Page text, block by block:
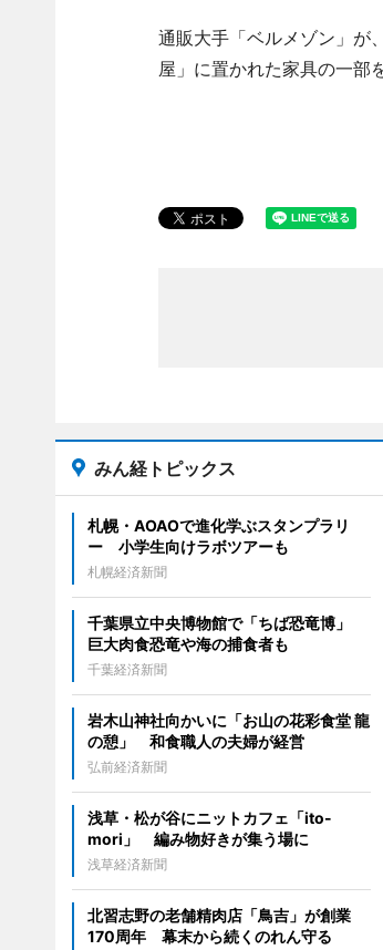
通販大手「ベルメゾン」が
屋」に置かれた家具の一部
みん経トピックス
札幌・AOAOで進化学ぶスタンプラリ
ー 小学生向けラボツアーも
札幌経済新聞
千葉県立中央博物館で「ちば恐竜博」
巨大肉食恐竜や海の捕食者も
千葉経済新聞
岩木山神社向かいに「お山の花彩食堂 龍
の憩」 和食職人の夫婦が経営
弘前経済新聞
浅草・松が谷にニットカフェ「ito-
mori」 編み物好きが集う場に
浅草経済新聞
北習志野の老舗精肉店「鳥吉」が創業
170周年 幕末から続くのれん守る